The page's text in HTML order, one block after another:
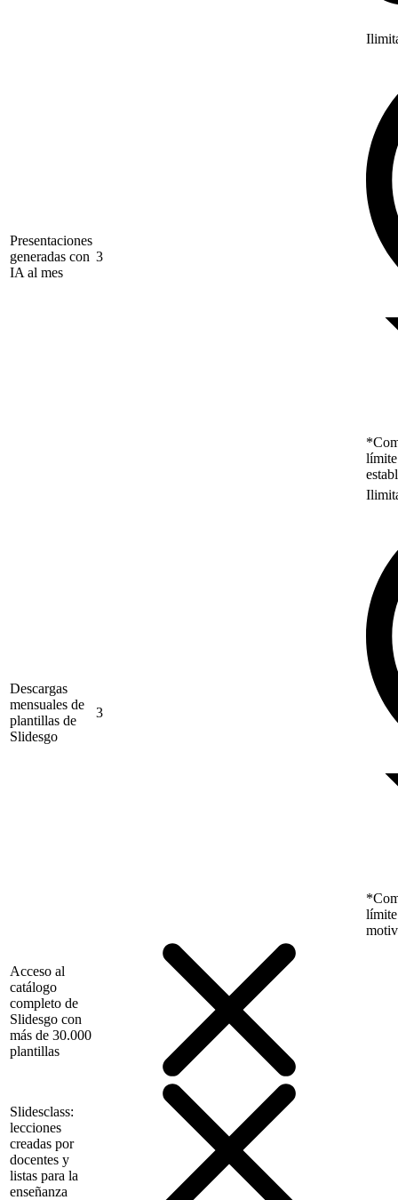
Presentaciones
generadas con
IA al mes
3
Descargas
mensuales de
plantillas de
Slidesgo
3
límite
Acceso al
catálogo
completo de
Slidesgo con
más de 30.000
plantillas
Slidesclass:
lecciones
creadas por
docentes y
listas para la
enseñanza